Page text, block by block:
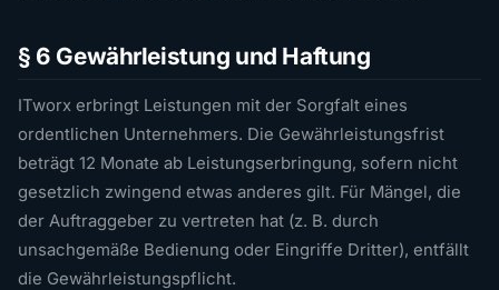
§ 6 Gewährleistung und Haftung
ITworx erbringt Leistungen mit der Sorgfalt eines
ordentlichen Unternehmers. Die Gewährleistungsfrist
beträgt 12 Monate ab Leistungserbringung, sofern nicht
gesetzlich zwingend etwas anderes gilt. Für Mängel, die
der Auftraggeber zu vertreten hat (z. B. durch
unsachgemäße Bedienung oder Eingriffe Dritter), entfällt
die Gewährleistungspflicht.